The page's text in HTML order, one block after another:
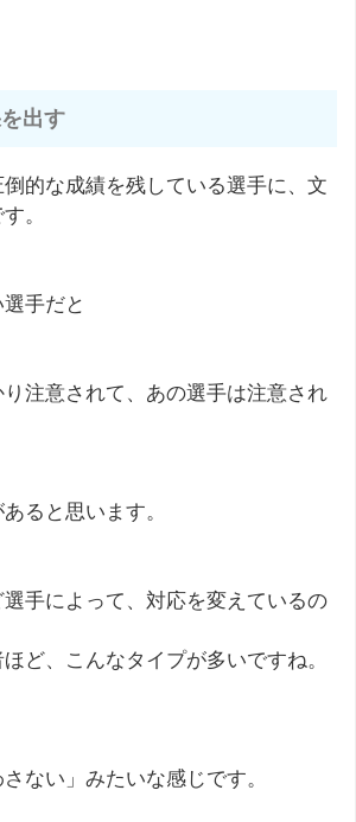
出す
的な成績を残している選手に、文
。
手だと
り注意されて、あの選手は注意され
ると思います。
手によって、対応を変えているの
ど、こんなタイプが多いですね。
ない」みたいな感じです。